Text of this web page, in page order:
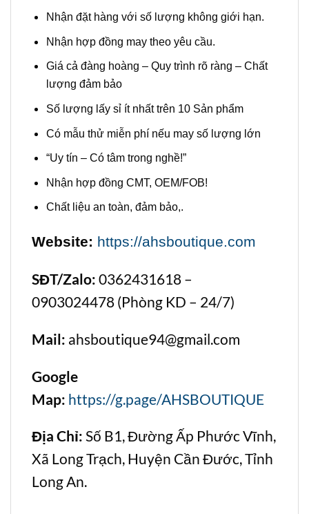
Nhận đặt hàng với số lượng không giới hạn.
Nhận hợp đồng may theo yêu cầu.
Giá cả đàng hoàng – Quy trình rõ ràng – Chất
lượng đảm bảo
Số lượng lấy sỉ ít nhất trên 10 Sản phẩm
Có mẫu thử miễn phí nếu may số lượng lớn
“Uy tín – Có tâm trong nghề!”
Nhận hợp đồng CMT, OEM/FOB!
Chất liệu an toàn, đảm bảo,.
Website: https://ahsboutique.com
SĐT/Zalo: 0362431618 –
0903024478 (Phòng KD – 24/7)
Mail: ahsboutique94@gmail.com
Google
Map: https://g.page/AHSBOUTIQUE
Địa Chỉ: Số B1, Đường Ấp Phước Vĩnh,
Xã Long Trạch, Huyện Cần Đước, Tỉnh
Long An.